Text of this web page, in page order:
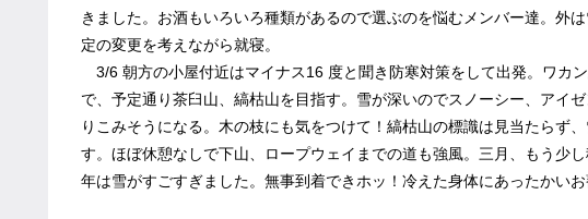
きました。お酒もいろいろ種類があるので選ぶのを悩むメンバー達。外
定の変更を考えながら就寝。
3/6 朝方の小屋付近はマイナス16 度と聞き防寒対策をして出発。ワカ
で、予定通り茶臼山、縞枯山を目指す。雪が深いのでスノーシー、アイ
りこみそうになる。木の枝にも気をつけて！縞枯山の標識は見当たらず
す。ほぼ休憩なしで下山、ロープウェイまでの道も強風。三月、もう少
年は雪がすごすぎました。無事到着できホッ！冷えた身体にあったかい